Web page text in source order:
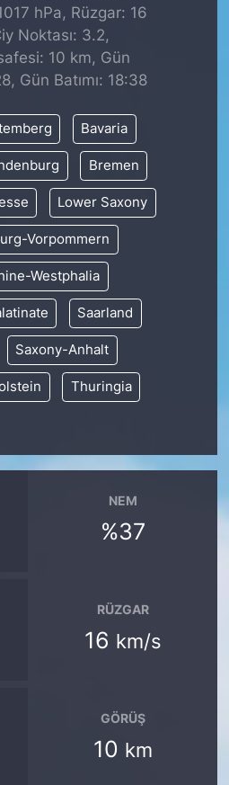
hPa, Rüzgar: 16
Noktası: 3.2,
10 km, Gün
Gün Batımı: 18:38
Bavaria
Bremen
Lower Saxony
Vorpommern
Westphalia
Saarland
Saxony-Anhalt
Thuringia
NEM
%37
RÜZGAR
16 km/s
GÖRÜŞ
10 km